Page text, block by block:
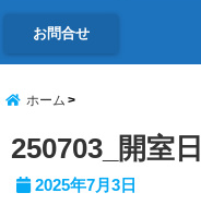
お問合せ
ホーム
250703_開室日
2025年7月3日